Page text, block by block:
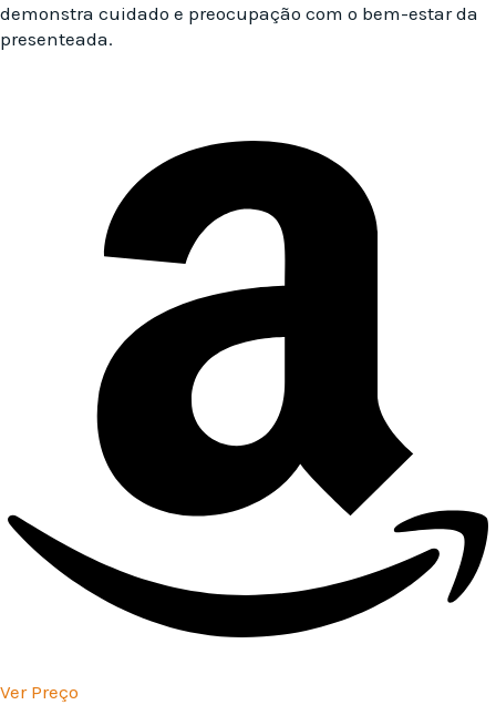
demonstra cuidado e preocupação com o bem-estar da
presenteada.
Ver Preço